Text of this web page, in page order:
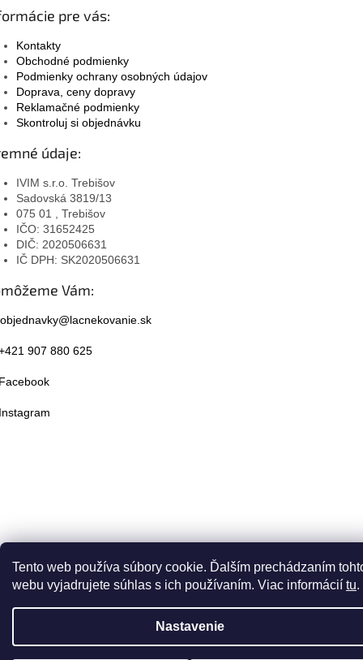
Tento web používa súbory cookie. Ďalším prechádzaním
webu vyjadrujete súhlas s ich používaním. Viac informácií tu.
Nastavenie
pre vás:
Kontakty
Obchodné podmienky
Podmienky ochrany osobných údajov
Doprava, ceny dopravy
Reklamačné podmienky
Skontroluj si objednávku
údaje:
IVIM s.r.o. Trebišov
Sadovská 3819/13
075 01 , Trebišov
IČO: 31652425
DIČ: 2020506631
IČ DPH: SK2020506631
Vám:
objednavky@lacnekovanie.sk
907 880 625